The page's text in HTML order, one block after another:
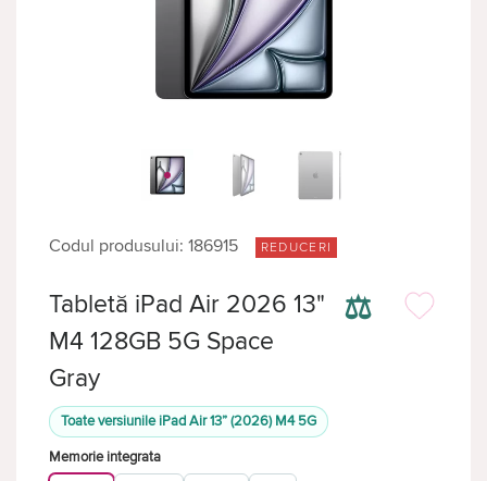
Codul produsului: 186915 REDUCERI
⚖
Tabletă iPad Air 2026 13"
M4 128GB 5G Space
Gray
Toate versiunile iPad Air 13” (2026) M4 5G
Memorie integrata